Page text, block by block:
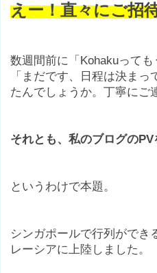
えー！直々にご招
数週間前に「Kohakuって
「まだです、日程は決ま
たんでしょうか。丁寧にご
それとも、私のブログの
というわけで本題。
シンガポールで行列ができ
レーシアに上陸しました。